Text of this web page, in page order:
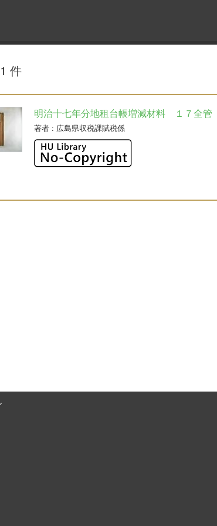
件
明治十七年分地租台帳増減材料 １７全管
著者: 広島県収税課賦税係